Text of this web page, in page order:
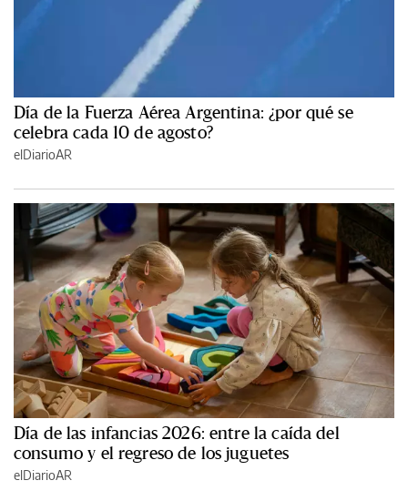
Día de la Fuerza Aérea Argentina: ¿por qué se
celebra cada 10 de agosto?
elDiarioAR
Día de las infancias 2026: entre la caída del
consumo y el regreso de los juguetes
elDiarioAR